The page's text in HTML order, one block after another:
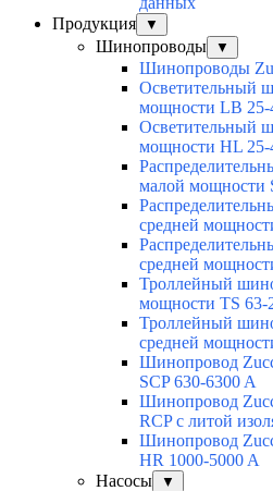
Продукция
▼
Шинопроводы ▼
Шинопроводы
Осветительный
мощности LB 25-
Осветительный
мощности HL 25-
малой мощности
средней
средней
Троллейный
мощности TS 63-
Троллейный
средней
Шинопровод
SCP 630-6300 A
Шинопровод
RCP с литой
Шинопровод
HR 1000-5000 A
Насосы
▼